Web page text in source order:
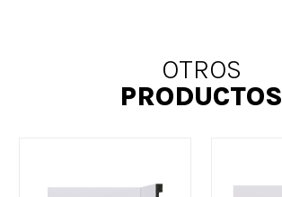
OTROS
PRODUCTOS